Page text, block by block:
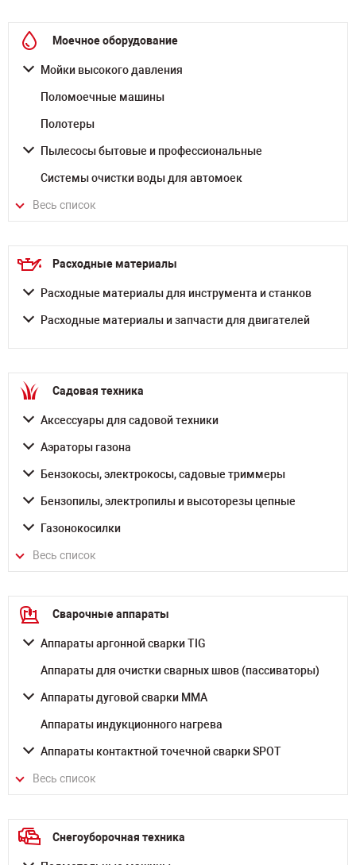
Моечное оборудование
Мойки высокого давления
Поломоечные машины
Полотеры
Пылесосы бытовые и профессиональные
Системы очистки воды для автомоек
Весь список
Расходные материалы
Расходные материалы для инструмента и станков
Расходные материалы и запчасти для двигателей
Садовая техника
Аксессуары для садовой техники
Аэраторы газона
Бензокосы, электрокосы, садовые триммеры
Бензопилы, электропилы и высоторезы цепные
Газонокосилки
Весь список
Сварочные аппараты
Аппараты аргонной сварки TIG
Аппараты для очистки сварных швов (пассиваторы)
Аппараты дуговой сварки MMA
Аппараты индукционного нагрева
Аппараты контактной точечной сварки SPOT
Весь список
Снегоуборочная техника